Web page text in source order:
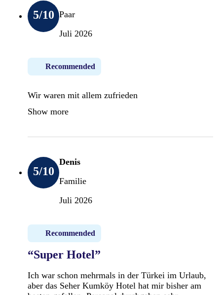
5/10 Paar
Juli 2026
Recommended
Wir waren mit allem zufrieden
Show more
5/10
Denis
Familie
Juli 2026
Recommended
“Super Hotel”
Ich war schon mehrmals in der Türkei im Urlaub,
aber das Seher Kumköy Hotel hat mir bisher am